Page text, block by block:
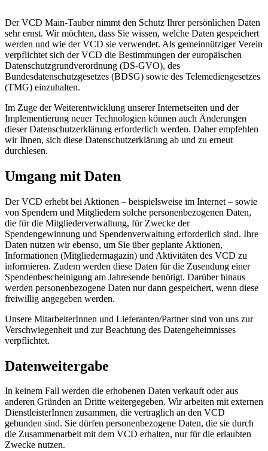
Der VCD Main-Tauber nimmt den Schutz Ihrer persönlichen Daten
sehr ernst. Wir möchten, dass Sie wissen, welche Daten gespeichert
werden und wie der VCD sie verwendet. Als gemeinnütziger Verein
verpflichtet sich der VCD die Bestimmungen der europäischen
Datenschutzgrundverordnung (DS-GVO), des
Bundesdatenschutzgesetzes (BDSG) sowie des Telemediengesetzes
(TMG) einzuhalten.
Im Zuge der Weiterentwicklung unserer Internetseiten und der
Implementierung neuer Technologien können auch Änderungen
dieser Datenschutzerklärung erforderlich werden. Daher empfehlen
wir Ihnen, sich diese Datenschutzerklärung ab und zu erneut
durchlesen.
Umgang mit Daten
Der VCD erhebt bei Aktionen – beispielsweise im Internet – sowie
von Spendern und Mitgliedern solche personenbezogenen Daten,
die für die Mitgliederverwaltung, für Zwecke der
Spendengewinnung und Spendenverwaltung erforderlich sind. Ihre
Daten nutzen wir ebenso, um Sie über geplante Aktionen,
Informationen (Mitgliedermagazin) und Aktivitäten des VCD zu
informieren. Zudem werden diese Daten für die Zusendung einer
Spendenbescheinigung am Jahresende benötigt. Darüber hinaus
werden personenbezogene Daten nur dann gespeichert, wenn diese
freiwillig angegeben werden.
Unsere MitarbeiterInnen und Lieferanten/Partner sind von uns zur
Verschwiegenheit und zur Beachtung des Datengeheimnisses
verpflichtet.
Datenweitergabe
In keinem Fall werden die erhobenen Daten verkauft oder aus
anderen Gründen an Dritte weitergegeben. Wir arbeiten mit externen
DienstleisterInnen zusammen, die vertraglich an den VCD
gebunden sind. Sie dürfen personenbezogene Daten, die sie durch
die Zusammenarbeit mit dem VCD erhalten, nur für die erlaubten
Zwecke nutzen.